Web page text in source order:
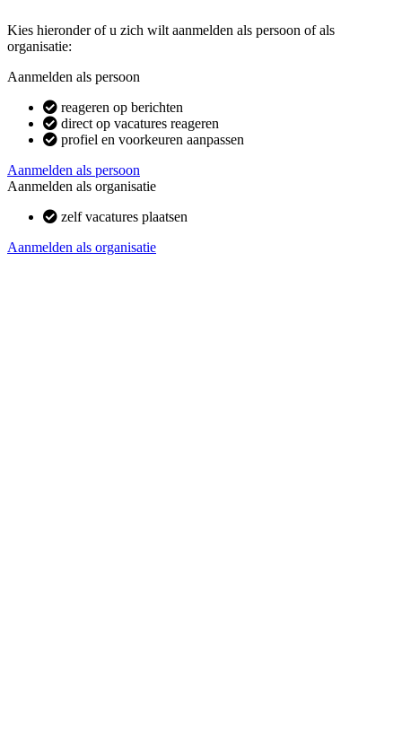
Kies hieronder of u zich wilt aanmelden als persoon of als
organisatie:
Aanmelden als persoon
reageren op berichten
direct op vacatures reageren
profiel en voorkeuren aanpassen
Aanmelden als persoon
Aanmelden als organisatie
zelf vacatures plaatsen
Aanmelden als organisatie